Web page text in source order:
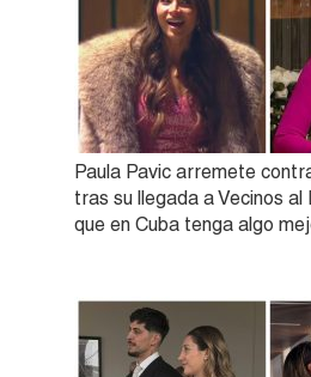
Paula Pavic arremete
tras su llegada a Vecinos
que en Cuba tenga algo